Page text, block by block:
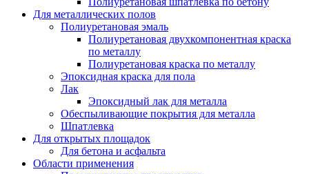
Для металлических полов
Полиуретановая эмаль
Полиуретановая двухкомпонентная краска
по металлу
Полиуретановая краска по металлу
Эпоксидная краска для пола
Лак
Эпоксидный лак для металла
Обеспыливающие покрытия для металла
Шпатлевка
Для открытых площадок
Для бетона и асфальта
Области применения